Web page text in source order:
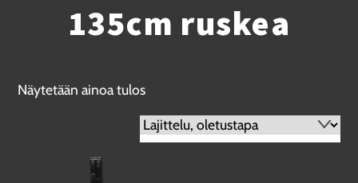
135cm ruskea
Näytetään ainoa tulos